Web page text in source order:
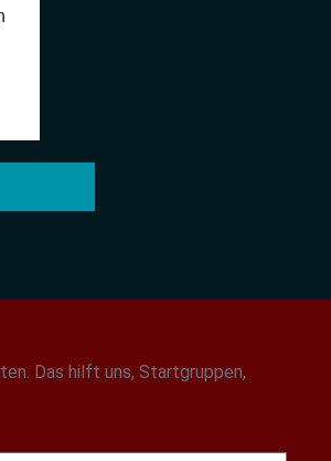
Das hilft uns, Startgruppen,